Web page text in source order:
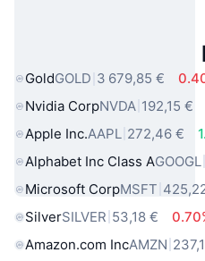
Actifs du Monde
GoldGOLD 3 679,85 €
Nvidia CorpNVDA 192,15 €
Apple Inc.AAPL 272,46 €
Alphabet Inc Class AGOOGL
Microsoft CorpMSFT
SilverSILVER 53,18 €
Amazon.com IncAMZN